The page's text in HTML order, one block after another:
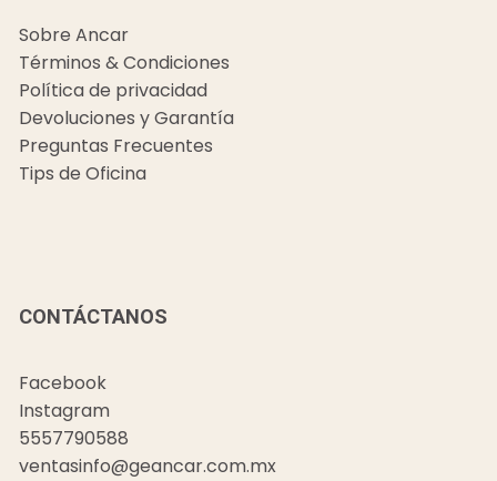
Sobre Ancar
Términos & Condiciones
Política de privacidad
Devoluciones y Garantía
Preguntas Frecuentes
Tips de Oficina
CONTÁCTANOS
Facebook
Instagram
5557790588
ventasinfo@geancar.com.mx